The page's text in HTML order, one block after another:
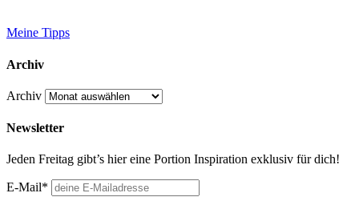
Meine Tipps
Archiv
Archiv
Newsletter
Jeden Freitag gibt’s hier eine Portion Inspiration exklusiv für dich!
E-Mail*